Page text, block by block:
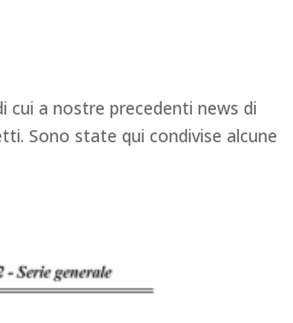
cui a nostre precedenti news di
Sono state qui condivise alcune